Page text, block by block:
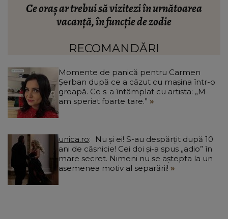
Mesajul lui Nicușor Dan pentru întreaga
populație. Ce spune președintele României despre
țară: “Există incertitudine cu privire la viitor.”
RECOMANDĂRI
Momente de panică pentru Carmen
Șerban după ce a căzut cu mașina într-o
groapă. Ce s-a întâmplat cu artista: „M-
am speriat foarte tare.”
unica.ro
ani de căsnicie! Cei doi și-a spus „adio” în
mare secret. Nimeni nu se aștepta la un
asemenea motiv al separării!